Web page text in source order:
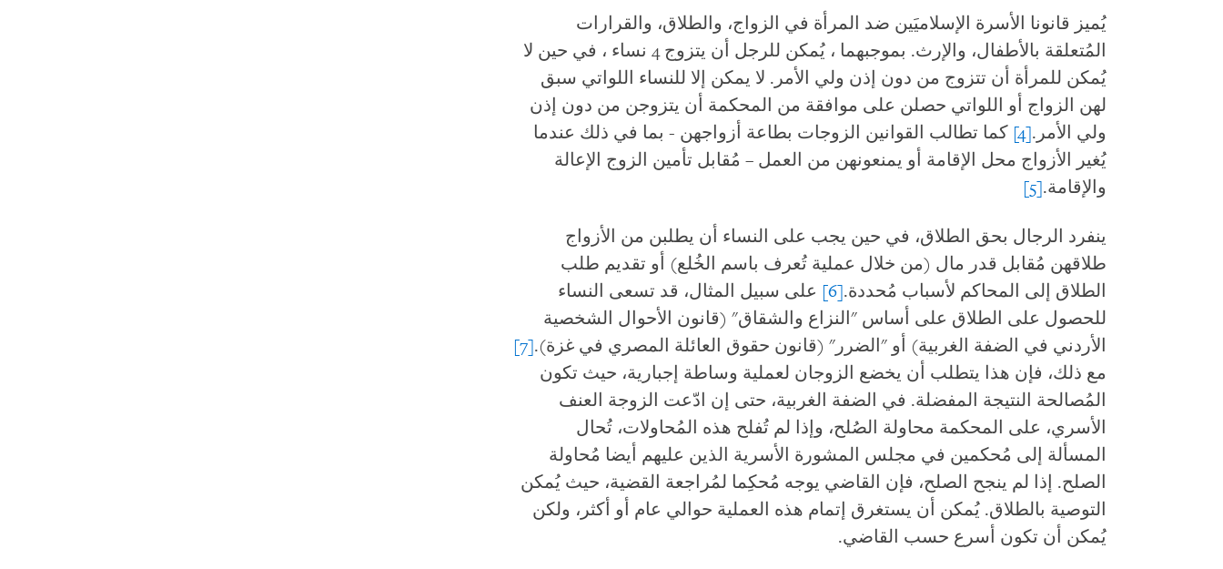
يُميز قانونا الأسرة الإسلاميَين ضد المرأة في الزواج، والطلاق، والقرارات
المُتعلقة بالأطفال، والإرث. بموجبهما ، يُمكن للرجل أن يتزوج 4 نساء ، في حين لا
يُمكن للمرأة أن تتزوج من دون إذن ولي الأمر. لا يمكن إلا للنساء اللواتي سبق
لهن الزواج أو اللواتي حصلن على موافقة من المحكمة أن يتزوجن من دون إذن
ولي الأمر.[4] كما تطالب القوانين الزوجات بطاعة أزواجهن - بما في ذلك عندما
يُغير الأزواج محل الإقامة أو يمنعونهن من العمل – مُقابل تأمين الزوج الإعالة
والإقامة.[5]
ينفرد الرجال بحق الطلاق، في حين يجب على النساء أن يطلبن من الأزواج
طلاقهن مُقابل قدر مال (من خلال عملية تُعرف باسم الخُلع) أو تقديم طلب
الطلاق إلى المحاكم لأسباب مُحددة.[6] على سبيل المثال، قد تسعى النساء
للحصول على الطلاق على أساس "النزاع والشقاق" (قانون الأحوال الشخصية
الأردني في الضفة الغربية) أو "الضرر" (قانون حقوق العائلة المصري في غزة).[7]
مع ذلك، فإن هذا يتطلب أن يخضع الزوجان لعملية وساطة إجبارية، حيث تكون
المُصالحة النتيجة المفضلة. في الضفة الغربية، حتى إن ادّعت الزوجة العنف
الأسري، على المحكمة محاولة الصُلح، وإذا لم تُفلح هذه المُحاولات، تُحال
المسألة إلى مُحكمين في مجلس المشورة الأسرية الذين عليهم أيضا مُحاولة
الصلح. إذا لم ينجح الصلح، فإن القاضي يوجه مُحكِما لمُراجعة القضية، حيث يُمكن
التوصية بالطلاق. يُمكن أن يستغرق إتمام هذه العملية حوالي عام أو أكثر، ولكن
يُمكن أن تكون أسرع حسب القاضي.